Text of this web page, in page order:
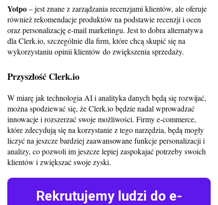
Yotpo– jest znane z zarządzania recenzjami klientów, ale oferuje
również rekomendacje produktów na podstawie recenzji i ocen
oraz personalizację e-mail marketingu. Jest to dobra alternatywa
dla Clerk.io, szczególnie dla firm, które chcą skupić się na
wykorzystaniu opinii klientów do zwiększenia sprzedaży.
Przyszłość Clerk.io
W miarę jak technologia AI i analityka danych będą się rozwijać,
można spodziewać się, że Clerk.io będzie nadal wprowadzać
innowacje i rozszerzać swoje możliwości. Firmy e-commerce,
które zdecydują się na korzystanie z tego narzędzia, będą mogły
liczyć na jeszcze bardziej zaawansowane funkcje personalizacji i
analizy, co pozwoli im jeszcze lepiej zaspokajać potrzeby swoich
klientów i zwiększać swoje zyski.
Rekrutujemy ludzi do e-